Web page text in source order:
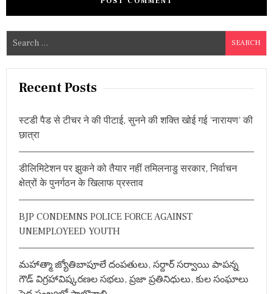
e
a
Recent Posts
स्टडी पैड से टीचर ने की पीटाई, सुनने की शक्ति खोई गई ‘नारायण’ की
छात्रा
डीलिमिटेशन पर झुकने को तैयार नहीं तमिलनाडु सरकार, निर्वाचन
क्षेत्रों के पुनर्गठन के खिलाफ प्रस्ताव
BJP CONDEMNS POLICE FORCE AGAINST
UNEMPLOYEED YOUTH
మహాత్మా జ్యోతిబాపూలే దంపతులు, సర్దార్ సర్వాయి పాపన్న
గౌడ్ విగ్రహావిష్కరణల సభలు, ప్రజా ప్రతినిధులు, కుల సంఘాలు